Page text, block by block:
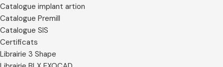
Catalogue implant artion
Catalogue Premill
Catalogue SIS
Certificats
Librairie 3 Shape